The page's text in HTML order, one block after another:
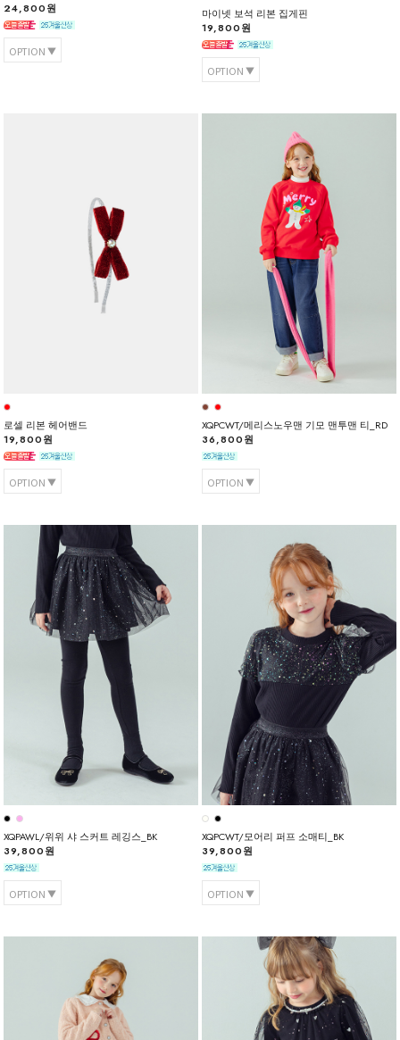
24,800원
OPTION
마이넷 보석 리본 집게핀
19,800원
OPTION
로셀 리본 헤어밴드
19,800원
OPTION
XQPCWT/메리스노우맨 기모 맨투맨 티_RD
36,800원
OPTION
XQPAWL/위위 샤 스커트 레깅스_BK
39,800원
OPTION
XQPCWT/모어리 퍼프 소매티_BK
39,800원
OPTION